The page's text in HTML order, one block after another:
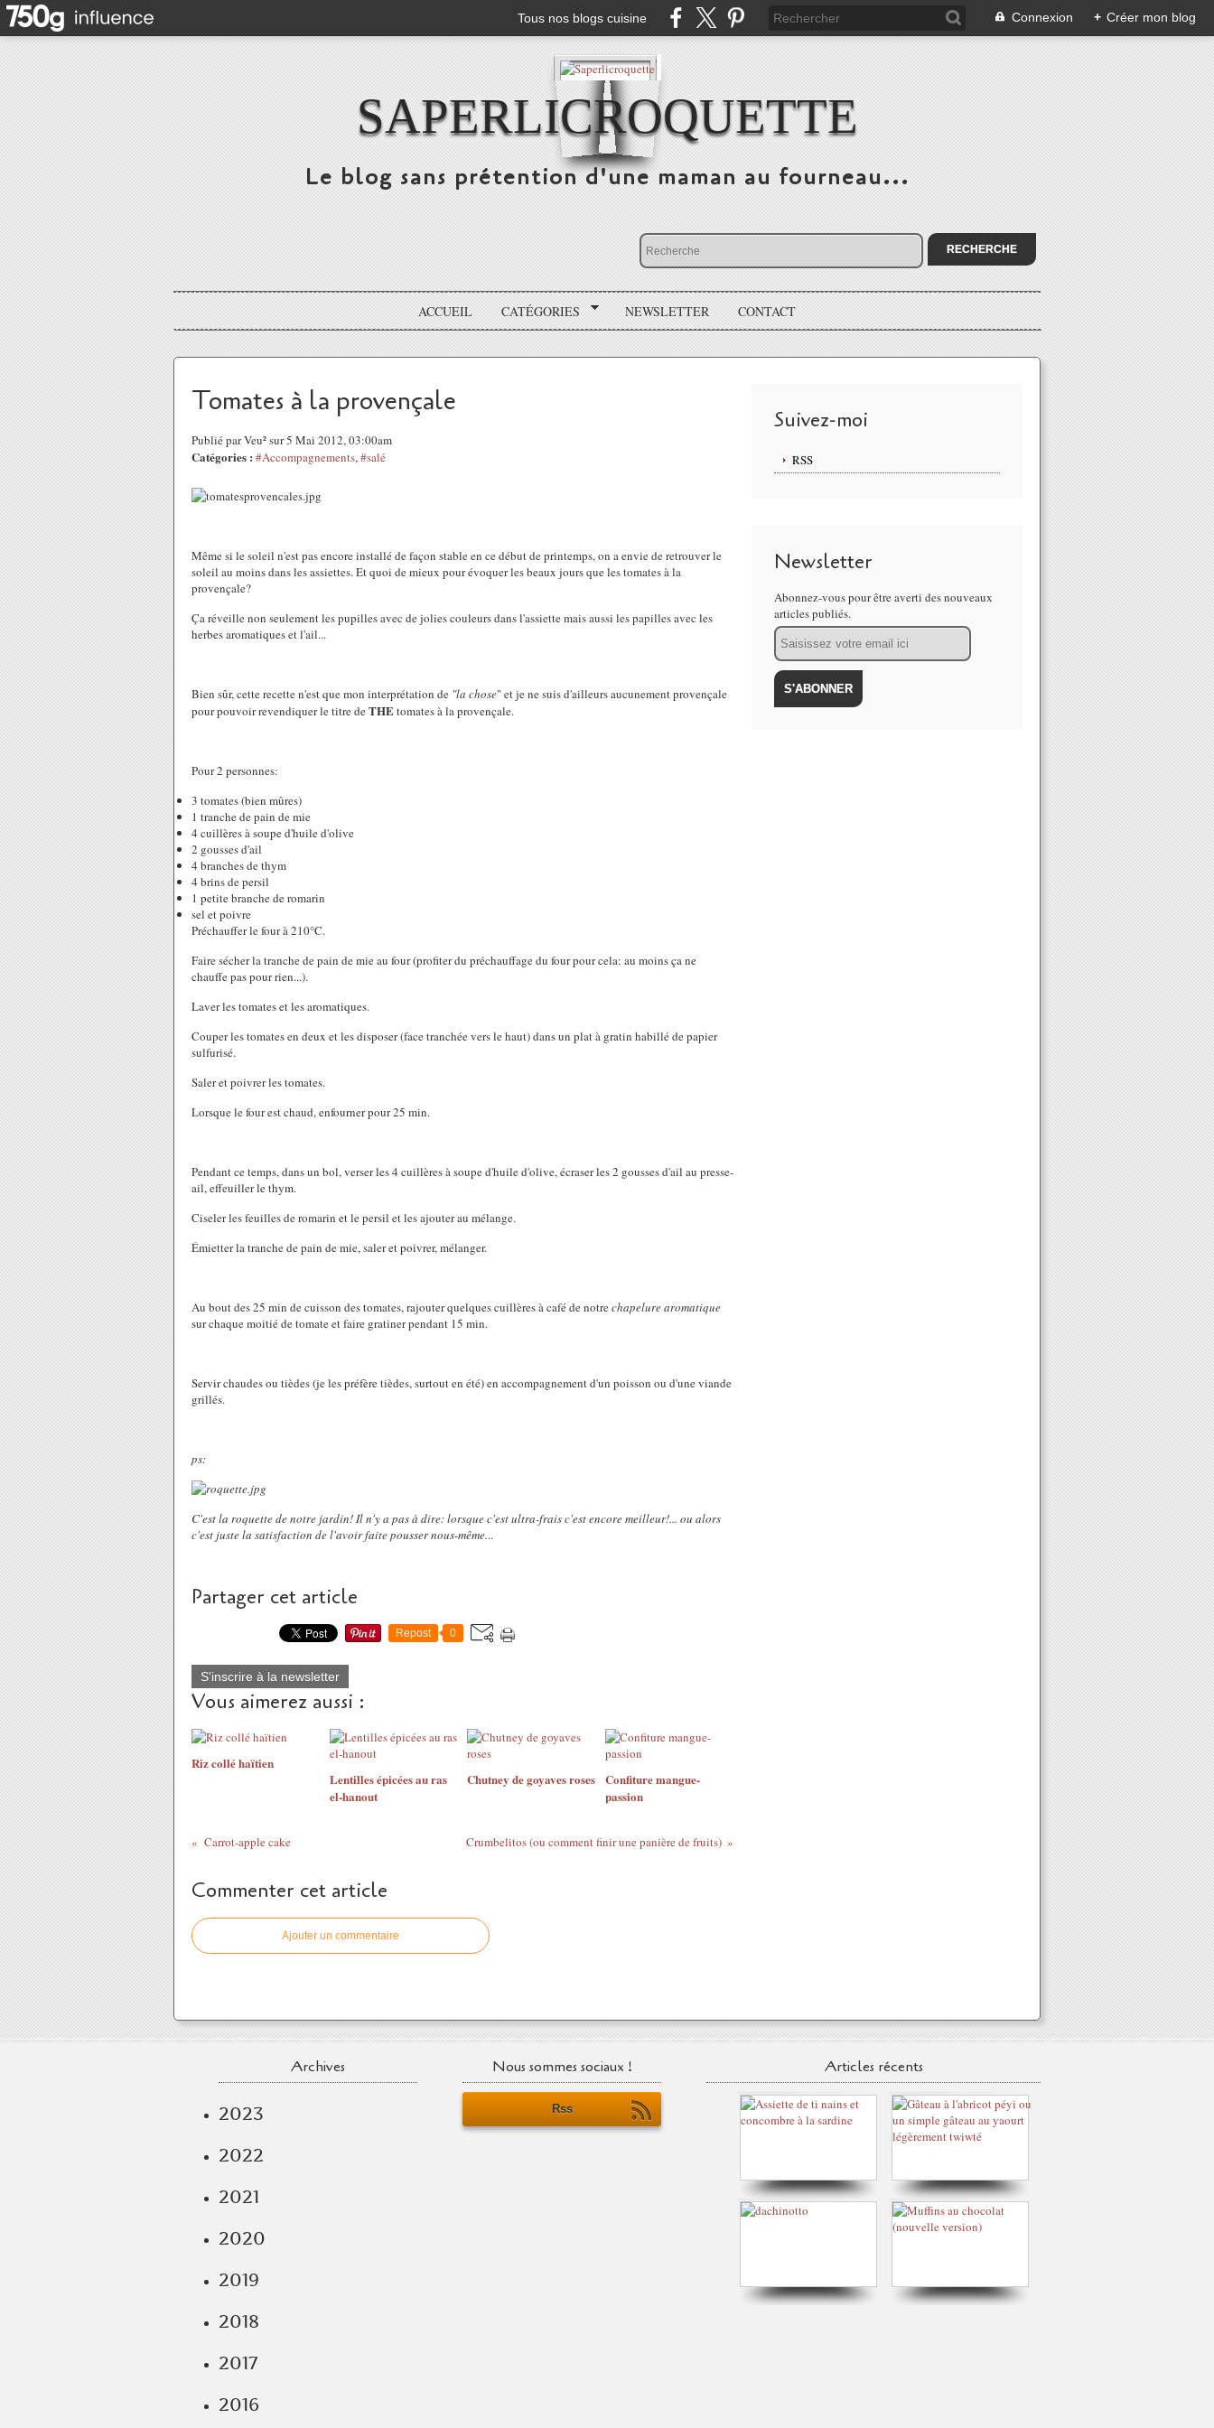
Tous nos blogs cuisine Connexion + Créer mon blog
SAPERLICROQUETTE
Le blog sans prétention d'une maman au fourneau...
ACCUEIL CATÉGORIES NEWSLETTER CONTACT
Tomates à la provençale
Publié par Veu² sur 5 Mai 2012, 03:00am
Catégories : #Accompagnements,#salé
Même si le soleil n'est pas encore installé de façon stable en ce début de printemps, on a envie de retrouver le
soleil au moins dans les assiettes. Et quoi de mieux pour évoquer les beaux jours que les tomates à la
provençale?
Ça réveille non seulement les pupilles avec de jolies couleurs dans l'assiette mais aussi les papilles avec les
herbes aromatiques et l'ail...
Bien sûr, cette recette n'est que mon interprétation de "la chose" et je ne suis d'ailleurs aucunement provençale
pour pouvoir revendiquer le titre deTHEtomates à la provençale.
Pour 2 personnes:
3 tomates (bien mûres)
1 tranche de pain de mie
4 cuillères à soupe d'huile d'olive
2 gousses d'ail
4 branches de thym
4 brins de persil
1 petite branche de romarin
sel et poivre
Préchauffer le four à 210°C.
Faire sécher la tranche de pain de mie au four (profiter du préchauffage du four pour cela: au moins ça ne
chauffe pas pour rien...).
Laver les tomates et les aromatiques.
Couper les tomates en deux et les disposer (face tranchée vers le haut) dans un plat à gratin habillé de papier
sulfurisé.
Saler et poivrer les tomates.
Lorsque le four est chaud, enfourner pour 25 min.
Pendant ce temps, dans un bol, verser les 4 cuillères à soupe d'huile d'olive, écraser les 2 gousses d'ail au presse-
ail, effeuiller le thym.
Ciseler les feuilles de romarin et le persil et les ajouter au mélange.
Émietter la tranche de pain de mie, saler et poivrer, mélanger.
Au bout des 25 min de cuisson des tomates, rajouter quelques cuillères à café de notrechapelure aromatique
sur chaque moitié de tomate et faire gratiner pendant 15 min.
Servir chaudes ou tièdes (je les préfère tièdes, surtout en été) en accompagnement d'un poisson ou d'une viande
grillés.
ps:
C'est la roquette de notre jardin! Il n'y a pas à dire: lorsque c'est ultra-frais c'est encore meilleur!... ou alors
c'est juste la satisfaction de l'avoir faite pousser nous-même...
Partager cet article
Repost 0
S'inscrire à la newsletter
Vous aimerez aussi :
Riz collé haïtien
Lentilles épicées au ras
el-hanout
Chutney de goyaves roses Confiture mangue-
passion
Carrot-apple cake Crumbelitos (ou comment finir une panière de fruits)
Commenter cet article
Ajouter un commentaire
Suivez-moi
RSS
Newsletter
Abonnez-vous pour être averti des nouveaux
articles publiés.
Email
Archives
2023
2022
2021
2020
2019
2018
2017
2016
Nous sommes sociaux !
Rss
Articles récents